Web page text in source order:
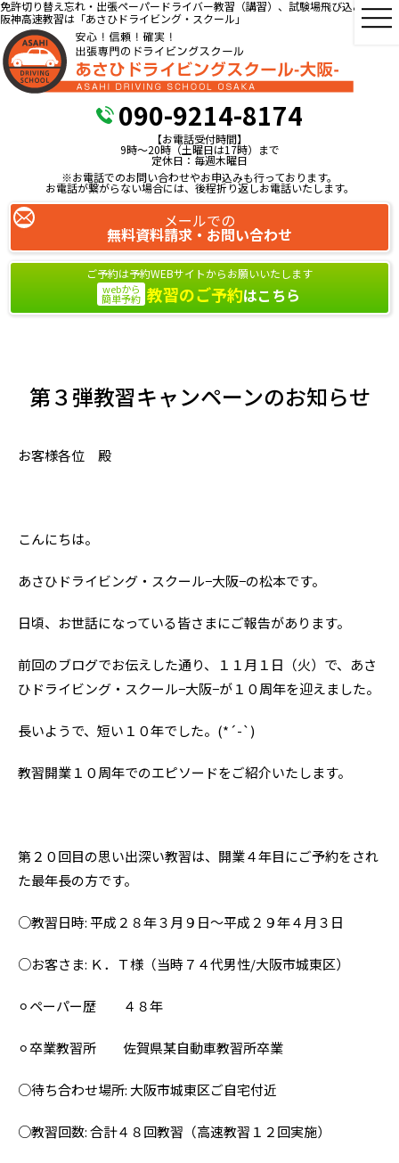
免許切り替え忘れ・出張ペーパードライバー教習（講習）、試験場飛び込み教習、
阪神高速教習は「あさひドライビング・スクール」
090-9214-8174
【お電話受付時間】
9時～20時（土曜日は17時）まで
定休日：毎週木曜日
※お電話でのお問い合わせやお申込みも行っております。
お電話が繋がらない場合には、後程折り返しお電話いたします。
メールでの
無料資料請求・お問い合わせ
ご予約は予約WEBサイトからお願いいたします
webから
簡単予約 教習のご予約はこちら
第３弾教習キャンペーンのお知らせ
お客様各位 殿
こんにちは。
あさひドライビング・スクール−大阪−の松本です。
日頃、お世話になっている皆さまにご報告があります。
前回のブログでお伝えした通り、１１月１日（火）で、あさ
ひドライビング・スクール−大阪−が１０周年を迎えました。
長いようで、短い１０年でした。(*´-`)
教習開業１０周年でのエピソードをご紹介いたします。
第２０回目の思い出深い教習は、開業４年目にご予約をされ
た最年長の方です。
○教習日時: 平成２８年３月９日〜平成２９年４月３日
○お客さま: Ｋ．Ｔ様（当時７４代男性/大阪市城東区）
⚪︎ペーパー歴 ４８年
⚪︎卒業教習所 佐賀県某自動車教習所卒業
○待ち合わせ場所: 大阪市城東区ご自宅付近
○教習回数: 合計４８回教習（高速教習１２回実施）